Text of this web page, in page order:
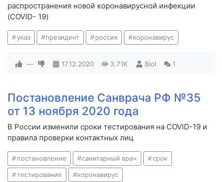
распространения новой коронавирусной инфекции
(COVID- 19)
указ президент россия коронавирус
— 17.12.2020 3.71K Biol 1
Постановление Санврача РФ №35
от 13 ноября 2020 года
В России изменили сроки тестирования на COVID-19 и
правила проверки контактных лиц
постановление санитарный врач срок
тестирование коронавирус